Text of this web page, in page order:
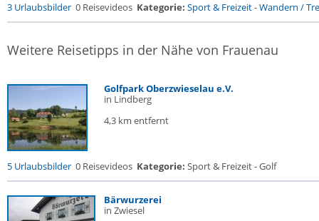
3 Urlaubsbilder 0 Reisevideos Kategorie: Sport & Freizeit-Wandern /
Weitere Reisetipps in der Nähe von Frauenau
Golfpark Oberzwieselau e.V.
in Lindberg
4,3 km entfernt
5 Urlaubsbilder 0 Reisevideos Kategorie: Sport & Freizeit - Golf
Bärwurzerei
in Zwiesel